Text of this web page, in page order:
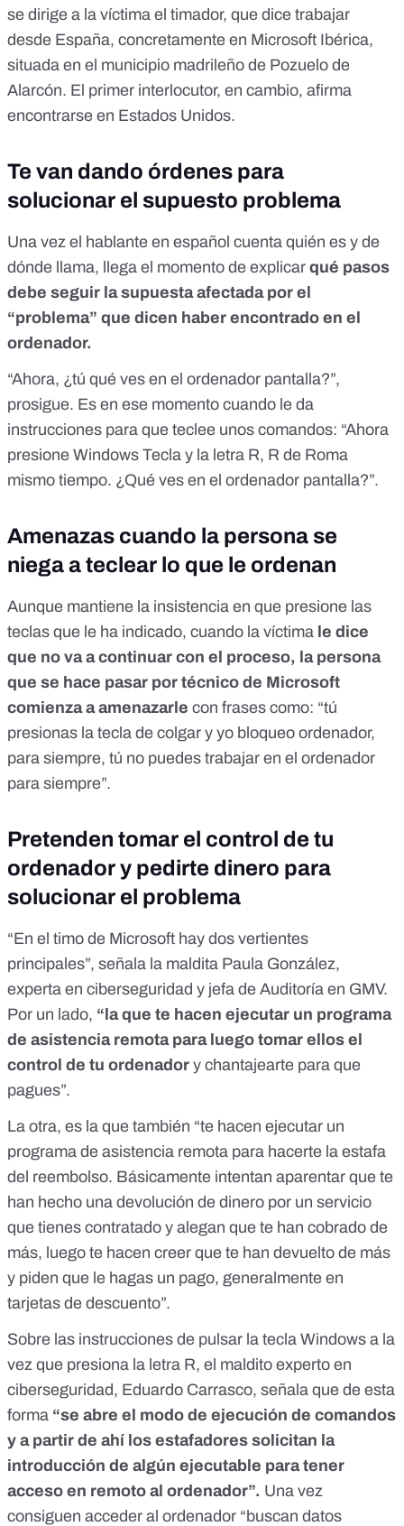
se dirige a la víctima el timador, que dice trabajar
desde España, concretamente en Microsoft Ibérica,
situada en el municipio madrileño de Pozuelo de
Alarcón. El primer interlocutor, en cambio, afirma
encontrarse en Estados Unidos.
Te van dando órdenes para
solucionar el supuesto problema
Una vez el hablante en español cuenta quién es y de
dónde llama, llega el momento de explicar qué pasos
debe seguir la supuesta afectada por el
“problema” que dicen haber encontrado en el
ordenador.
“Ahora, ¿tú qué ves en el ordenador pantalla?”,
prosigue. Es en ese momento cuando le da
instrucciones para que teclee unos comandos: “Ahora
presione Windows Tecla y la letra R, R de Roma
mismo tiempo. ¿Qué ves en el ordenador pantalla?”.
Amenazas cuando la persona se
niega a teclear lo que le ordenan
Aunque mantiene la insistencia en que presione las
teclas que le ha indicado, cuando la víctima le dice
que no va a continuar con el proceso, la persona
que se hace pasar por técnico de Microsoft
comienza a amenazarle con frases como: “tú
presionas la tecla de colgar y yo bloqueo ordenador,
para siempre, tú no puedes trabajar en el ordenador
para siempre”.
Pretenden tomar el control de tu
ordenador y pedirte dinero para
solucionar el problema
“En el timo de Microsoft hay dos vertientes
principales”, señala la maldita Paula González,
experta en ciberseguridad y jefa de Auditoría en GMV.
Por un lado, “la que te hacen ejecutar un programa
de asistencia remotapara luego tomar ellos el
control de tu ordenador y chantajearte para que
pagues”.
La otra, es la que también “te hacen ejecutar un
programa de asistencia remota para hacerte la estafa
del reembolso. Básicamente intentan aparentar que te
han hecho una devolución de dinero por un servicio
que tienes contratado y alegan que te han cobrado de
más, luego te hacen creer que te han devuelto de más
y piden que le hagas un pago, generalmente en
tarjetas de descuento”.
Sobre las instrucciones de pulsar la tecla Windows a la
vez que presiona la letra R, el maldito experto en
ciberseguridad, Eduardo Carrasco, señala que de esta
forma “se abre el modo de ejecución de comandos
y a partir de ahí los estafadores solicitan la
introducción de algún ejecutable para tener
acceso en remoto al ordenador”. Una vez
consiguen acceder al ordenador “buscan datos